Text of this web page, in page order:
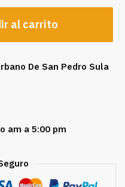
al carrito
De San Pedro Sula
am a 5:00 pm